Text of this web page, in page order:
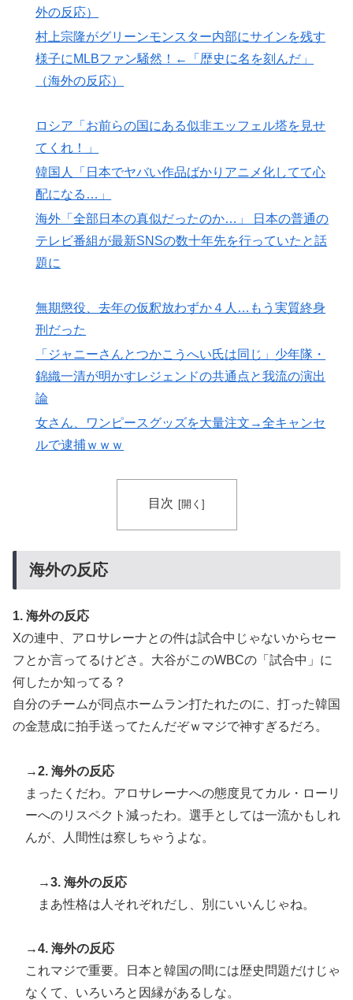
平って投手としてはどれくらいのレベルなの？ → 「ト
ップ層ではあるが二刀流の影響で超一流とまでは言えな
いイメージ」「投手に専念したらサイヤングも獲れると
思うんだけどな」
な下落‥」
海外「世界で日本を死守するぞ！」 日本の消防署を訪
れたちびっ子集団が世界をメロメロに
▶ 外国人「2026年バロンドールは誰が受賞すべき?」エン
バペ、今季無冠でも初受賞か!?海外ファンが考える本命
とは!?【海外の反応】
▶ 無気力な韓国代表、オーストリアにも0-1で敗北…3月の
▶ 人類は広島から何を学んだのか 原爆投下から81年、核
兵器が再び増え始めた世界【海外の反応・解説】
▶ 外国人「使い捨てだ」FIFA会長、辞任危機でトランプ政
権に泣き付くも無視されて海外失笑！【海外の反応】
▶ 韓国、日本で韓国籍のインフルエンサーが7台の車に当
て逃げして逮捕されたのに「また日本は嫌韓しようとし
ている」と決めつけて責任転嫁
▶ 国際的な小咄 読者投稿 （ゼンマイ式）手間を楽しむ妄
▶
海外「全部日本の真似だったのか…」 日本の普通のテ
レビ番組が最新SNSの数十年先を行っていたと話題に
▶ 外国人「お前ら日本のアルフォートというチョコレート
知ってる？」
▶ 韓国内で続く反日的雰囲気…日本不買運動の広報チラシ
を受け取った日本人留学生困惑＝韓国の反応
間！！
外の反応）
村上宗隆がグリーンモンスター内部にサインを残す
様子にMLBファン騒然！←「歴史に名を刻んだ」
（海外の反応）
ロシア「お前らの国にある似非エッフェル塔を見せ
てくれ！」
韓国人「日本でヤバい作品ばかりアニメ化してて心
配になる…」
海外「全部日本の真似だったのか…」 日本の普通の
テレビ番組が最新SNSの数十年先を行っていたと話
題に
無期懲役、去年の仮釈放わずか４人…もう実質終身
刑だった
「ジャニーさんとつかこうへい氏は同じ」少年隊・
錦織一清が明かすレジェンドの共通点と我流の演出
論
女さん、ワンピースグッズを大量注文→全キャンセ
ルで逮捕ｗｗｗ
目次
海外の反応
1. 海外の反応
Xの連中、アロサレーナとの件は試合中じゃないからセー
フとか言ってるけどさ。大谷がこのWBCの「試合中」に
何したか知ってる？
自分のチームが同点ホームラン打たれたのに、打った韓国
の金慧成に拍手送ってたんだぞｗマジで神すぎるだろ。
→2. 海外の反応
まったくだわ。アロサレーナへの態度見てカル・ローリ
ーへのリスペクト減ったわ。選手としては一流かもしれ
んが、人間性は察しちゃうよな。
→3. 海外の反応
まあ性格は人それぞれだし、別にいいんじゃね。
→4. 海外の反応
これマジで重要。日本と韓国の間には歴史問題だけじゃ
なくて、いろいろと因縁があるしな。